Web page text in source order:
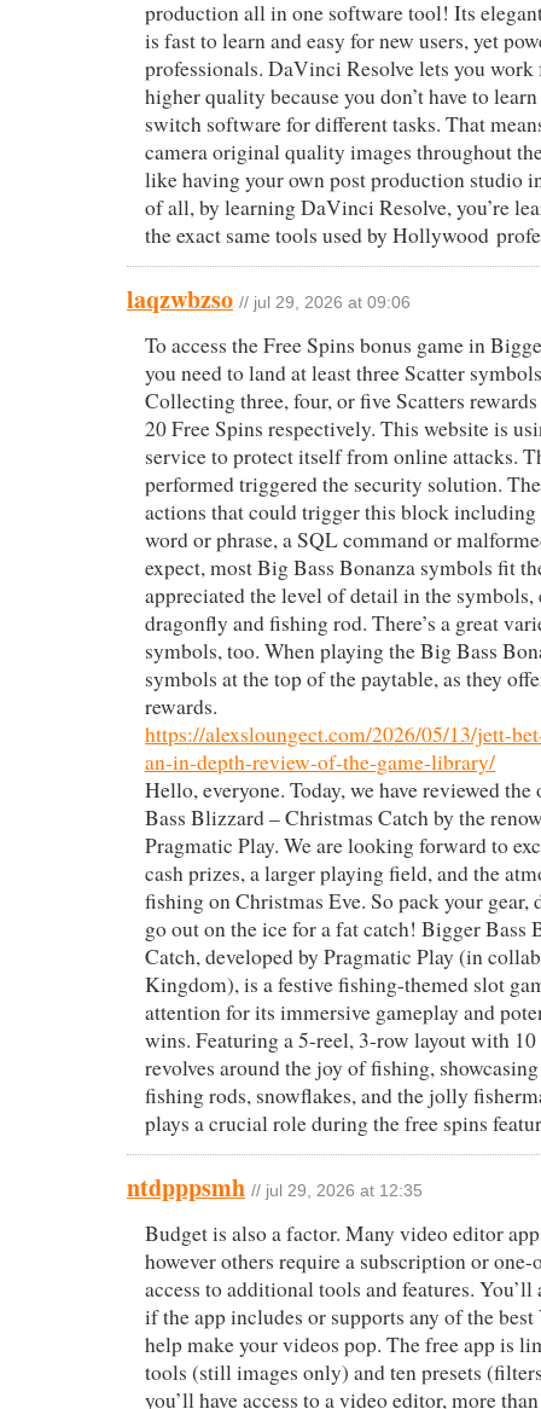
production all in one software tool! Its
is fast to learn and easy for new users, yet
professionals. DaVinci Resolve lets you work
higher quality because you don’t have to
switch software for different tasks. That
camera original quality images throughout
like having your own post production studio
of all, by learning DaVinci Resolve, you’re
the exact same tools used by Hollywood
laqzwbzso // jul 29, 2026 at 09:06
To access the Free Spins bonus game in
you need to land at least three Scatter
Collecting three, four, or five Scatters
20 Free Spins respectively. This website is
service to protect itself from online attacks.
performed triggered the security solution.
actions that could trigger this block
word or phrase, a SQL command or
expect, most Big Bass Bonanza symbols fit
appreciated the level of detail in the symbols,
dragonfly and fishing rod. There’s a great
symbols, too. When playing the Big Bass
symbols at the top of the paytable, as they
rewards.
https://alexsloungect.com/2026/05/13/jett-
an-in-depth-review-of-the-game-library/
Hello, everyone. Today, we have reviewed
Bass Blizzard – Christmas Catch by the
Pragmatic Play. We are looking forward to
cash prizes, a larger playing field, and the
fishing on Christmas Eve. So pack your gear,
go out on the ice for a fat catch! Bigger Bass
Catch, developed by Pragmatic Play (in
Kingdom), is a festive fishing-themed slot
attention for its immersive gameplay and
wins. Featuring a 5-reel, 3-row layout with 10
revolves around the joy of fishing,
fishing rods, snowflakes, and the jolly
plays a crucial role during the free spins
ntdpppsmh // jul 29, 2026 at 12:35
Budget is also a factor. Many video editor
however others require a subscription or
access to additional tools and features.
if the app includes or supports any of the
help make your videos pop. The free app is
tools (still images only) and ten presets
you’ll have access to a video editor, more